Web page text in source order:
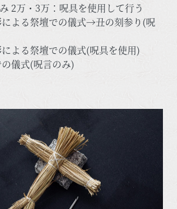
2万・3万：呪具を使用して行う
よる祭壇での儀式→丑の刻参り(呪
よる祭壇での儀式(呪具を使用)
儀式(呪言のみ)